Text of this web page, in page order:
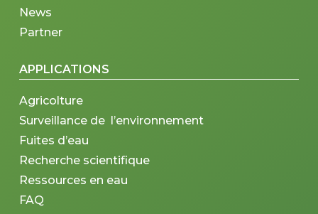
News
Partner
APPLICATIONS
Agricolture
Surveillance de l’environnement
Fuites d’eau
Recherche scientifique
Ressources en eau
FAQ